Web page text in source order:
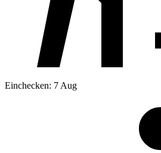
Einchecken: 7 Aug